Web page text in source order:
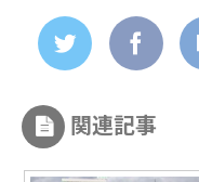
関連記事